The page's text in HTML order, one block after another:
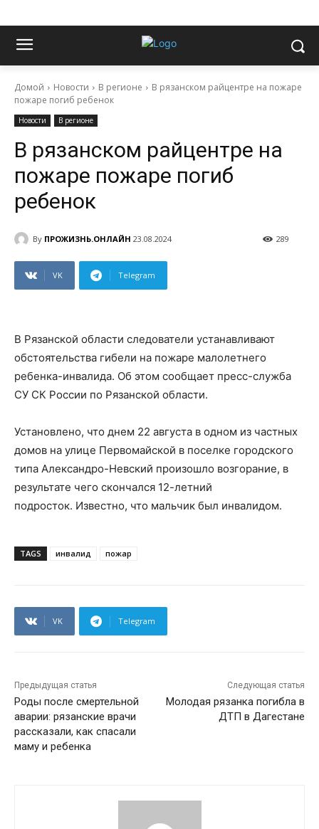
Домой Новости В регионе
В рязанском райцентре на пожаре
пожаре погиб ребенок
Новости В регионе
В рязанском райцентре на
пожаре пожаре погиб
ребенок
By ПРОЖИЗНЬ.ОНЛАЙН 23.08.2024 289
VK Telegram
В Рязанской области следователи устанавливают
обстоятельства гибели на пожаре малолетнего
ребенка-инвалида. Об этом сообщает пресс-служба
СУ СК России по Рязанской области.
Установлено, что днем 22 августа в одном из частных
домов на улице Первомайской в поселке городского
типа Александро-Невский произошло возгорание, в
результате чего скончался 12-летний
подросток. Известно, что мальчик был инвалидом.
TAGS инвалид пожар
VK Telegram
Предыдущая статья
Роды после смертельной
аварии: рязанские врачи
рассказали, как спасали
маму и ребенка
Следующая статья
Молодая рязанка погибла в
ДТП в Дагестане